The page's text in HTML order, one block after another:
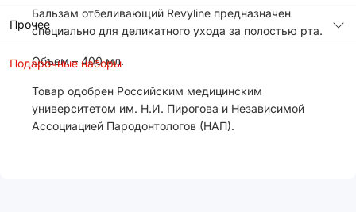
Прочее
Подарочные наборы
Бальзам отбеливающий Revyline предназначен
специально для деликатного ухода за полостью рта.
Объем – 400 мл.
Товар одобрен Российским медицинским
университетом им. Н.И. Пирогова и Независимой
Ассоциацией Пародонтологов (НАП).